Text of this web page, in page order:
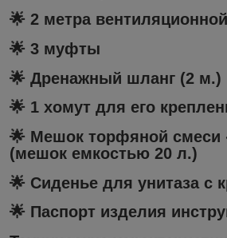
🌟 2 метра
🌟 3 муфты
🌟 Дренажный шланг (2 м.)
🌟 1 хомут для его
🌟 Мешок торфяной смеси
(мешок емкостью 20 л.)
🌟 Сиденье для унитаза с
🌟 Паспорт изделия